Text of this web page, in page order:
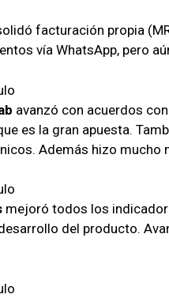
facturación propia
vía WhatsApp, pero
avanzó con acuerdos
es la gran apuesta.
Además hizo mucho
mejoró todos los
del producto.